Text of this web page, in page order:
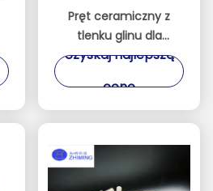
Pręt ceramiczny z
tlenku glinu dla
przemysłu
półprzewodnikowego
Uzyskaj najlepszą
cenę